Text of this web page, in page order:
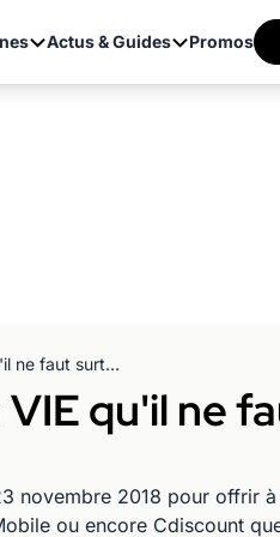
Actus & Guides Promos
Les meilleurs forfaits en promo à VIE qu'il ne faut surtout pas manquer en Novembre
qu'il ne
novembre 2018 pour offrir
ou encore Cdiscount